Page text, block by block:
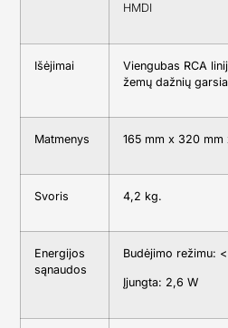
HMDI
Išėjimai
Viengubas RCA
žemų dažnių
Matmenys 165 mm x 320 mm
Svoris 4,2 kg.
Energijos
sąnaudos
Budėjimo režimu:
Įjungta: 2,6 W